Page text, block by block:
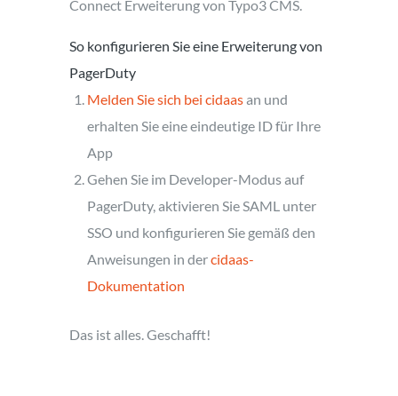
Connect Erweiterung von Typo3 CMS.
So konfigurieren Sie eine Erweiterung von
PagerDuty
Melden Sie sich bei cidaasan und
erhalten Sie eine eindeutige ID für Ihre
App
Gehen Sie im Developer-Modus auf
PagerDuty, aktivieren Sie SAML unter
SSO und konfigurieren Sie gemäß den
Anweisungen in dercidaas-
Dokumentation
Das ist alles. Geschafft!